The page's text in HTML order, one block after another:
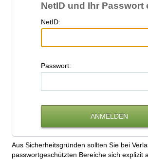
NetID und Ihr Passwort
NetID:
Passwort:
Aus Sicherheitsgründen sollten Sie bei
passwortgeschützten Bereiche sich explizit